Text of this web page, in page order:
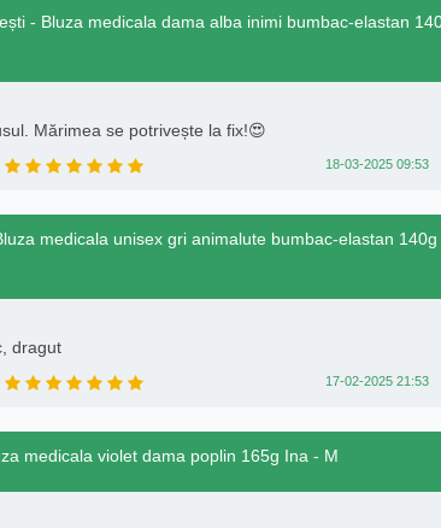
- Bluza medicala dama alba inimi bumbac-elastan
Mărimea se potrivește la fix!😍
18-03-2025 09:53
medicala unisex gri animalute bumbac-elastan 140g
dragut
17-02-2025 21:53
medicala violet dama poplin 165g Ina - M